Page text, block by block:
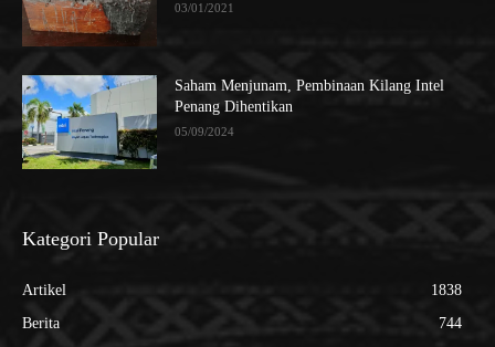
03/01/2021
Saham Menjunam, Pembinaan Kilang Intel
Penang Dihentikan
05/09/2024
Kategori Popular
Artikel
1838
Berita
744